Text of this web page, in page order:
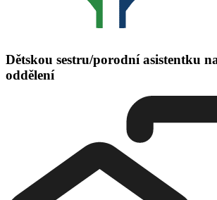
Dětskou sestru/porodní asistentku
oddělení